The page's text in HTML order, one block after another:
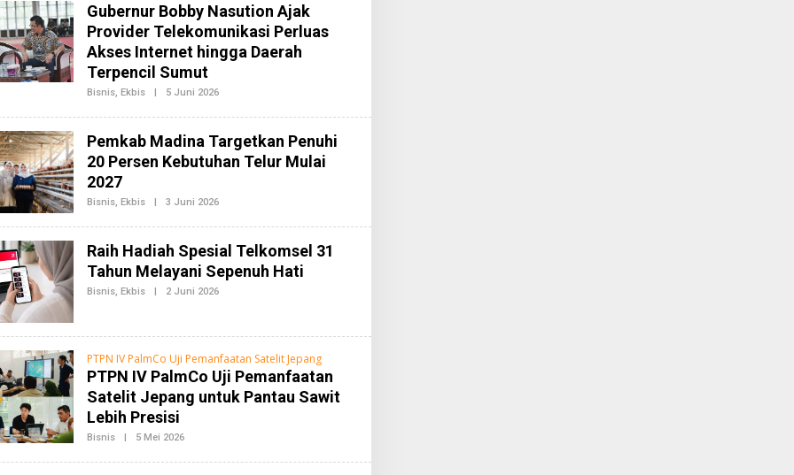
D
A
K
S
I
Gubernur Bobby Nasution Ajak
Provider Telekomunikasi Perluas
Akses Internet hingga Daerah
Terpencil Sumut
Bisnis, Ekbis | 5 Juni 2026O
E
R
D
S
2
Pemkab Madina Targetkan Penuhi
20 Persen Kebutuhan Telur Mulai
2027
Bisnis, Ekbis | 3 Juni 2026O
E
R
D
A
2
Raih Hadiah Spesial Telkomsel 31
Tahun Melayani Sepenuh Hati
Bisnis, Ekbis | 2 Juni 2026O
R
E
D
A
K
S
PTPN IV PalmCo Uji Pemanfaatan Satelit Jepang
PTPN IV PalmCo Uji Pemanfaatan
Satelit Jepang untuk Pantau Sawit
Lebih Presisi
Bisnis | 5 Mei 2026O
E